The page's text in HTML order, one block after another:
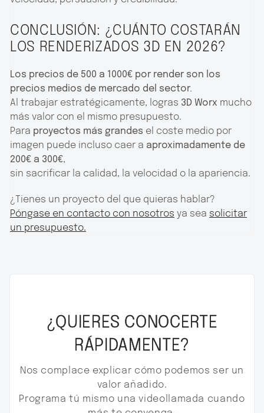
CONCLUSIÓN: ¿CUÁNTO COSTARÁN
LOS RENDERIZADOS 3D EN 2026?
Los precios de 500 a 1000€ por render son los
precios medios de mercado del sector.
Al trabajar estratégicamente, logras 3D Worx mucho
más valor con el mismo presupuesto.
Para proyectos más grandes el coste medio por
imagen puede incluso caer a aproximadamente de
200€ a 300€,
sin sacrificar la calidad, la velocidad o la apariencia.
¿Tienes un proyecto del que quieras hablar?
Póngase en contacto con nosotros ya sea solicitar
un presupuesto.
¿QUIERES CONOCERTE
RÁPIDAMENTE?
Nos complace explicar cómo podemos ser un
valor añadido.
Programa tú mismo una videollamada cuando